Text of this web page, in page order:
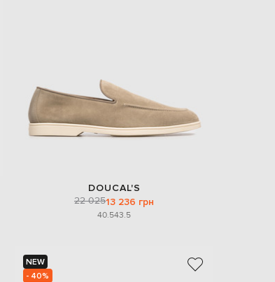
Finland
DOUCAL'S
22 02513 236 грн
40.543.5
NEW
- 40%